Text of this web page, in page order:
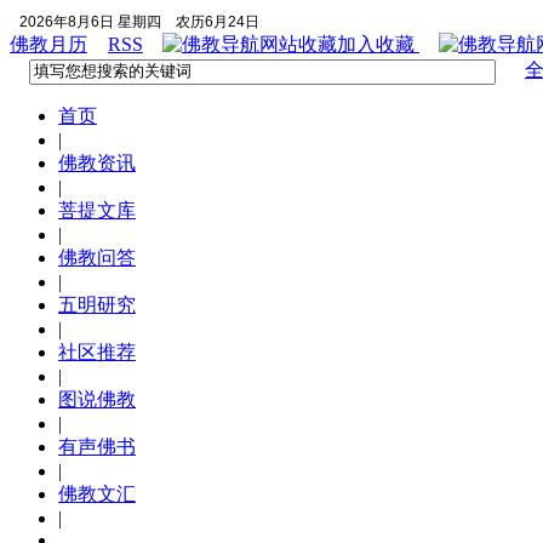
2026年8月6日 星期四 农历6月24日
佛教月历 RSS 加入收藏
首页
|
佛教资讯
|
菩提文库
|
佛教问答
|
五明研究
|
社区推荐
|
图说佛教
|
有声佛书
|
佛教文汇
|